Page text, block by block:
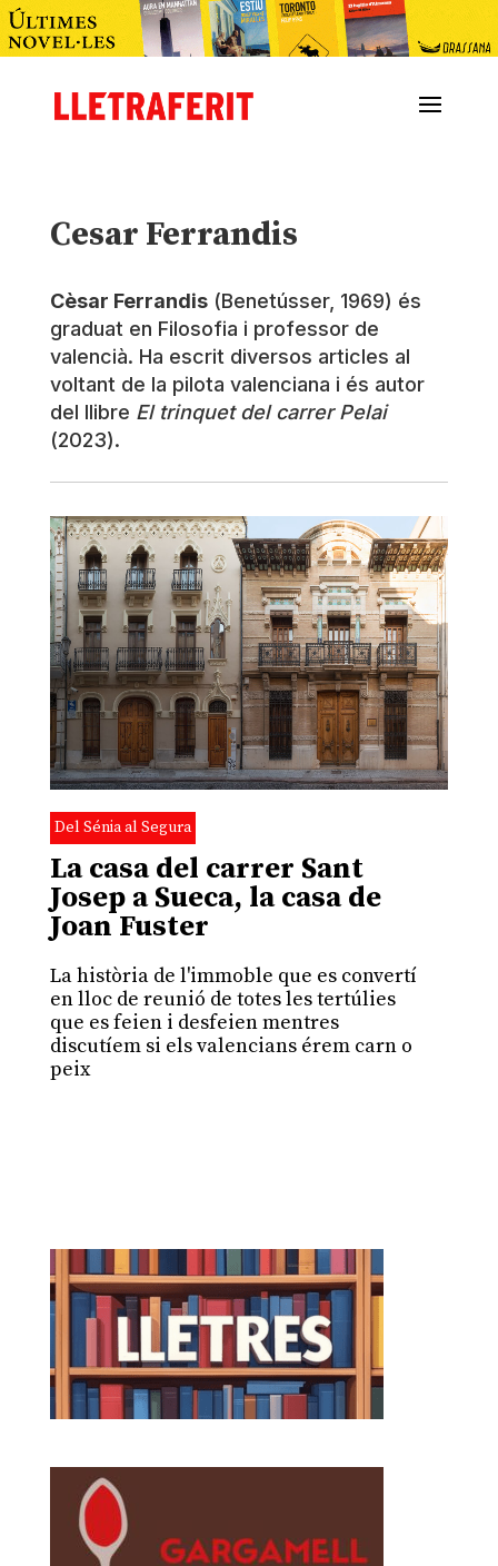
Cesar Ferrandis
Cèsar Ferrandis(Benetússer, 1969) és
graduat en Filosofia i professor de
valencià. Ha escrit diversos articles al
voltant de la pilota valenciana i és autor
del llibre El trinquet del carrer Pelai
(2023).
Del Sénia al Segura
La casa del carrer Sant
Josep a Sueca, la casa de
Joan Fuster
La història de l'immoble que es convertí
en lloc de reunió de totes les tertúlies
que es feien i desfeien mentres
discutíem si els valencians érem carn o
peix